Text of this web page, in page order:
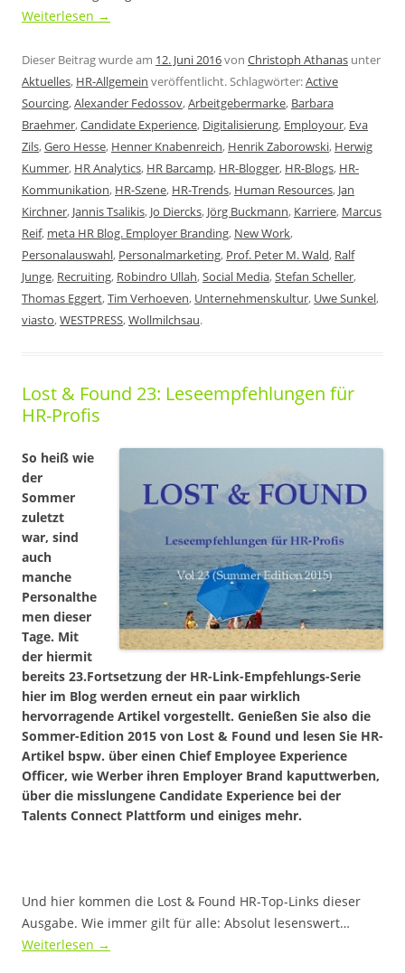
Weiterlesen →
Dieser Beitrag wurde am 12. Juni 2016von Christoph Athanas unter
Aktuelles, HR-Allgemein veröffentlicht. Schlagwörter:Active
Sourcing,Alexander Fedossov,Arbeitgebermarke, Barbara
Braehmer,Candidate Experience, Digitalisierung, Employour, Eva
Zils,Gero Hesse, Henner Knabenreich, Henrik Zaborowski, Herwig
Kummer, HR Analytics, HR Barcamp, HR-Blogger, HR-Blogs, HR-
Kommunikation, HR-Szene, HR-Trends, Human Resources, Jan
Kirchner, Jannis Tsalikis, Jo Diercks, Jörg Buckmann, Karriere, Marcus
Reif, meta HR Blog. Employer Branding, New Work,
Personalauswahl, Personalmarketing, Prof. Peter M. Wald, Ralf
Junge, Recruiting, Robindro Ullah,Social Media,Stefan Scheller,
Thomas Eggert,Tim Verhoeven, Unternehmenskultur, Uwe Sunkel,
viasto,WESTPRESS,Wollmilchsau.
Lost & Found 23: Leseempfehlungen für
HR-Profis
So heiß wie
der
Sommer
zuletzt
war, sind
auch
manche
Personalthe
men dieser
Tage. Mit
der hiermit
bereits 23.Fortsetzung der HR-Link-Empfehlungs-Serie
hier im Blog werden erneut ein paar wirklich
hervorragende Artikel vorgestellt. Genießen Sie also die
Sommer-Edition 2015 von Lost & Found und lesen Sie HR-
Artikel bspw. über einen Chief Employee Experience
Officer, wie Werber ihren Employer Brand kaputtwerben,
über die misslungene Candidate Experience bei der
Talents Connect Plattform und einiges mehr.
Und hier kommen die Lost & Found HR-Top-Links dieser
Ausgabe. Wie immer gilt für alle: Absolut lesenswert…
Weiterlesen →